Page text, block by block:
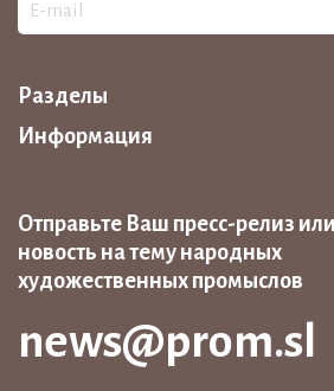
Разделы
Информация
Отправьте Ваш пресс-релиз
новость на тему народных
художественных промыслов
news@prom.sl